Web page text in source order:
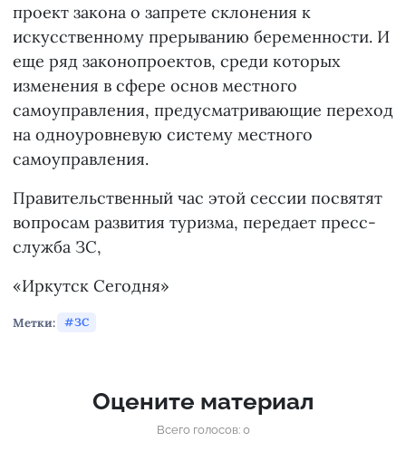
проект закона о запрете склонения к
искусственному прерыванию беременности. И
еще ряд законопроектов, среди которых
изменения в сфере основ местного
самоуправления, предусматривающие переход
на одноуровневую систему местного
самоуправления.
Правительственный час этой сессии посвятят
вопросам развития туризма, передает пресс-
служба ЗС,
«Иркутск Сегодня»
Метки: ЗС
Оцените материал
Всего голосов: 0